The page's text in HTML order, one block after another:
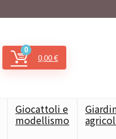
0
0,00€
Giocattoli e
modellismo